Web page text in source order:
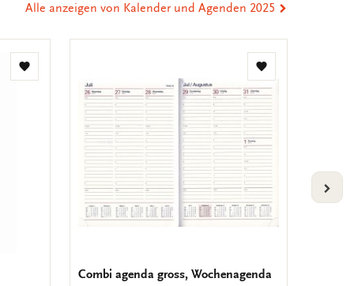
Alle anzeigen von Kalender und Agenden 2025
Zur
Wunschliste
hinzufügen
Zur
Wunschliste
Combi agenda gross, Wochenagenda